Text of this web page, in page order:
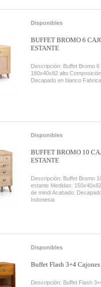
Disponibles
BUFFET BROMO 6
ESTANTE
Descripción: Buffet Bromo
180x40x82 alto
Decapado en blanco
Disponibles
BUFFET BROMO 10
ESTANTE
Descripción: Buffet Bromo
estante Medidas:
de mindi Acabado:
Indonesia
Disponibles
Buffet Flash 3+4 Cajones
Descripción: Buffet Flash